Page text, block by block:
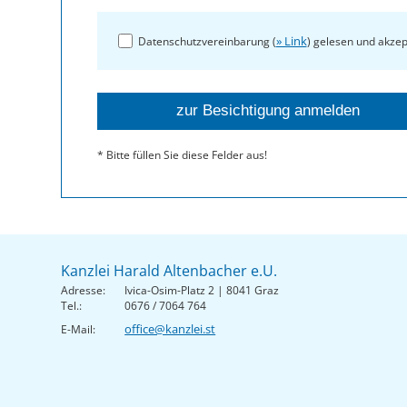
Datenschutzvereinbarung (» Link) gelesen und
* Bitte füllen Sie diese Felder aus!
Kanzlei Harald Altenbacher e.U.
Adresse:
Ivica-Osim-Platz 2 | 8041 Graz
Tel.:
0676 / 7064 764
E-Mail:
office@kanzlei.st